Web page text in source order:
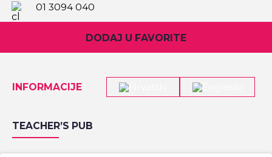
01 3094 040
DODAJ U FAVORITE
INFORMACIJE
TEACHER’S PUB